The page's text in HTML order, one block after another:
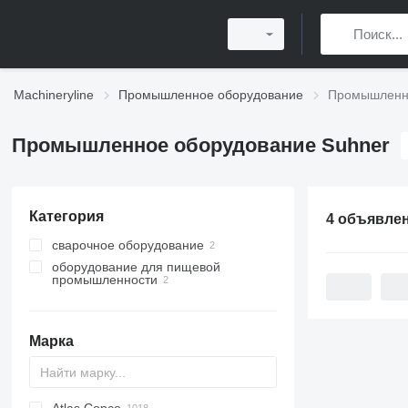
Machineryline Промышленное оборудование
Промышленное оборудование Suhner
Категория
сварочное оборудование
другое сварочное оборудование
оборудование для пищевой
промышленности
массажеры для мяса
Марка
4